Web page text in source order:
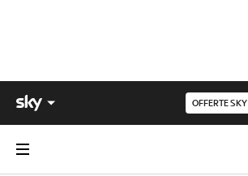
OFFERTE SKY